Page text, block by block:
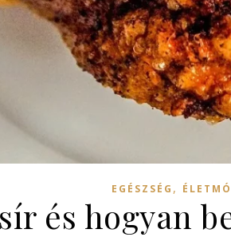
EGÉSZSÉG ,
és hogyan